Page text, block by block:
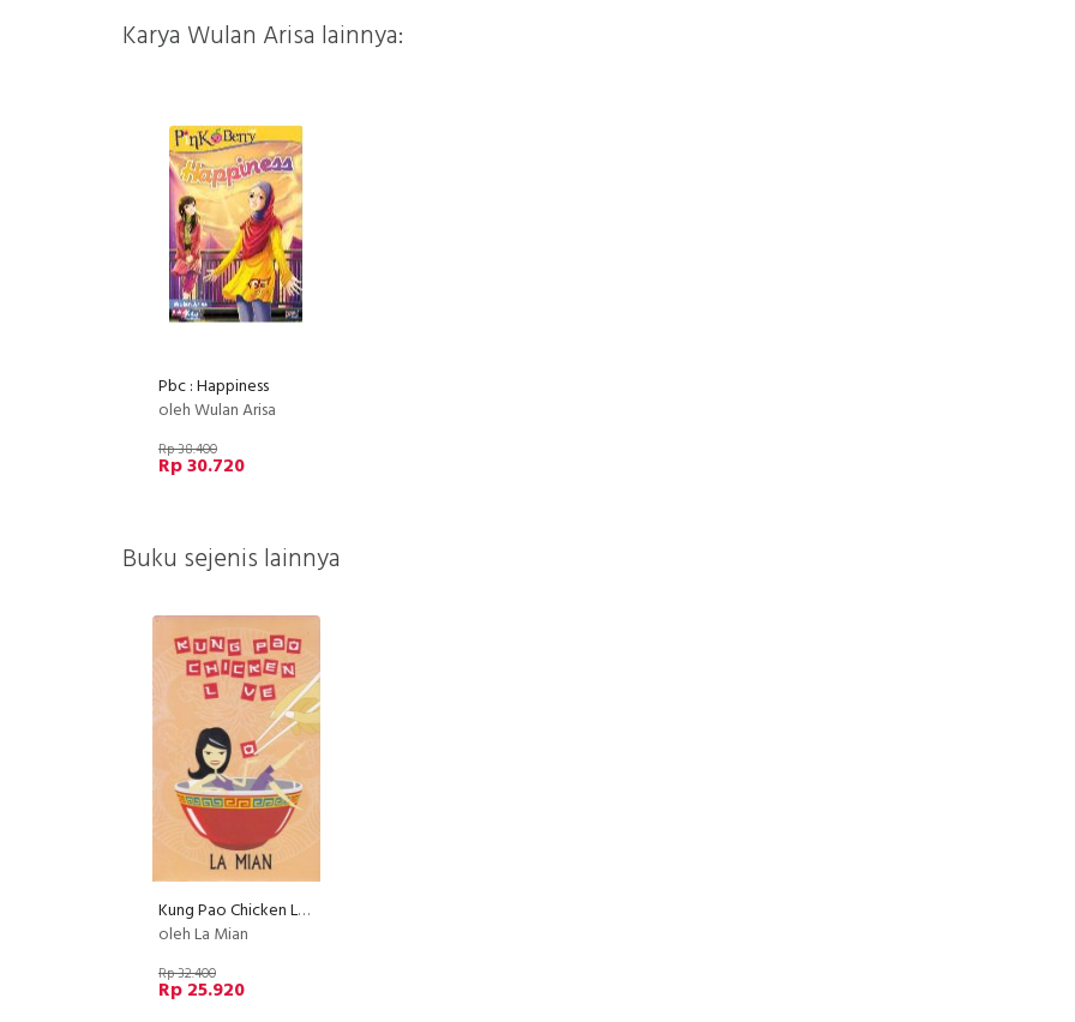
Karya Wulan Arisa lainnya:
Pbc : Happiness
oleh Wulan Arisa
Rp 38.400
Rp 30.720
Buku sejenis lainnya
Kung Pao Chicken Love
oleh La Mian
Rp 32.400
Rp 25.920